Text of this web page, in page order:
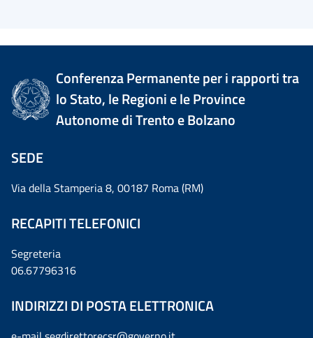
Conferenza Permanente per i rapporti tra
lo Stato, le Regioni e le Province
Autonome di Trento e Bolzano
SEDE
Via della Stamperia 8, 00187 Roma (RM)
RECAPITI TELEFONICI
Segreteria
06.67796316
INDIRIZZI DI POSTA ELETTRONICA